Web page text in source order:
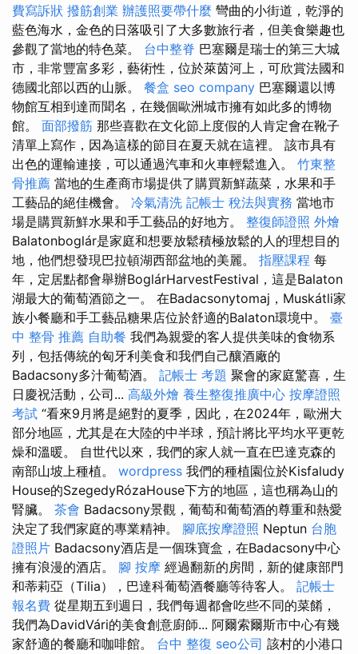
費寫訴狀 撥筋創業 辦護照要帶什麼 彎曲的小街道，乾淨的
藍色海水，金色的日落吸引了大多數旅行者，但美食樂趣也
參觀了當地的特色菜。 台中整脊 巴塞爾是瑞士的第三大城
市，非常豐富多彩，藝術性，位於萊茵河上，可欣賞法國和
德國北部以西的山脈。 餐盒 seo company 巴塞爾還以博
物館互相到達而聞名，在幾個歐洲城市擁有如此多的博物
館。 面部撥筋 那些喜歡在文化節上度假的人肯定會在靴子
清單上寫作，因為這樣的節目在夏天就在這裡。 該市具有
出色的運輸連接，可以通過汽車和火車輕鬆進入。 竹東整
骨推薦 當地的生產商市場提供了購買新鮮蔬菜，水果和手
工藝品的絕佳機會。 冷氣清洗 記帳士 稅法與實務 當地市
場是購買新鮮水果和手工藝品的好地方。 整復師證照 外燴
Balatonboglár是家庭和想要放鬆積極放鬆的人的理想目的
地，他們想發現巴拉頓湖西部盆地的美麗。 指壓課程 每
年，定居點都會舉辦BoglárHarvestFestival，這是Balaton
湖最大的葡萄酒節之一。 在Badacsonytomaj，Muskátli家
族小餐廳和手工藝品糖果店位於舒適的Balaton環境中。 臺
中 整骨 推薦 自助餐 我們為親愛的客人提供美味的食物系
列，包括傳統的匈牙利美食和我們自己釀酒廠的
Badacsony多汁葡萄酒。 記帳士 考題 聚會的家庭驚喜，生
日慶祝活動，公司... 高級外燴 養生整復推廣中心 按摩證照
考試 “看來9月將是絕對的夏季，因此，在2024年，歐洲大
部分地區，尤其是在大陸的中半球，預計將比平均水平更乾
燥和溫暖。 自世代以來，我們的家人就一直在巴達克森的
南部山坡上種植。 wordpress 我們的種植園位於Kisfaludy
House的SzegedyRózaHouse下方的地區，這也稱為山的
腎臟。 茶會 Badacsony景觀，葡萄和葡萄酒的尊重和熱愛
決定了我們家庭的專業精神。 腳底按摩證照 Neptun 台胞
證照片 Badacsony酒店是一個珠寶盒，在Badacsony中心
擁有浪漫的酒店。 腳 按摩 經過翻新的房間，新的健康部門
和蒂莉亞（Tilia），巴達科葡萄酒餐廳等待客人。 記帳士
報名費 從星期五到週日，我們每週都會吃些不同的菜餚，
我們為DavidVári的美食創意廚師... 阿爾索爾斯市中心有幾
家舒適的餐廳和咖啡館。 台中 整復 seo公司 該村的小港口